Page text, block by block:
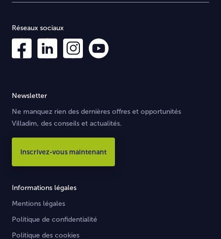
Informations légales
Mentions légales
Politique de confidentialité
Politique des cookies
Réseaux sociaux
Newsletter
Ne manquez rien des dernières offres et opportunités
Villadim, des conseils et actualités.
Inscrivez-vous maintenant